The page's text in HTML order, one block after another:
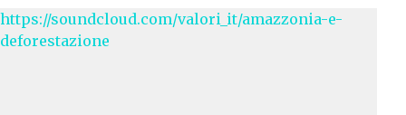
https://soundcloud.com/valori_it/amazzonia-e-
deforestazione